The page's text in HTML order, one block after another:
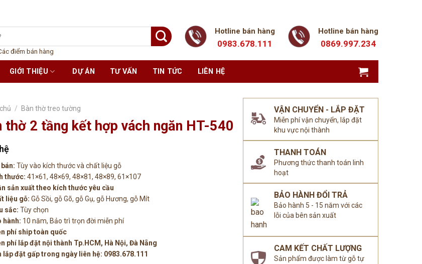
điểm bán hàng
Hotline bán hàng
0983.678.111
Hotline bán hàng
0869.997.234
GIỚI THIỆU DỰ ÁN TƯ VẤN TIN TỨC LIÊN HỆ
VẬN CHUYỂN - LẮP ĐẶT
Miễn phí vận chuyển, lắp đặt
khu vực nội thành
THANH TOÁN
Phương thức thanh toán linh
hoạt
BẢO HÀNH ĐỔI TRẢ
Bảo hành 5 - 15 năm với các
lỗi của bên sản xuất
CAM KẾT CHẤT LƯỢNG
Sản phẩm được làm từ gỗ tự
/ Bàn thờ treo tường
thờ 2 tầng kết hợp vách ngăn HT-540
Tùy vào kích thước và chất liệu gỗ
thước: 41×61, 48×69, 48×81, 48×89, 61×107
sản xuất theo kích thước yêu cầu
liệu gỗ:Gỗ Sồi, gỗ Gõ, gỗ Gụ, gỗ Hương, gỗ Mít
sắc: Tùy chọn
hành: 10 năm, Bảo trì trọn đời miễn phí
phí ship toàn quốc
phí lắp đặt nội thành Tp.HCM, Hà Nội, Đà Nẵng
lắp đặt gấp trong ngày liên hệ: 0983.678.111